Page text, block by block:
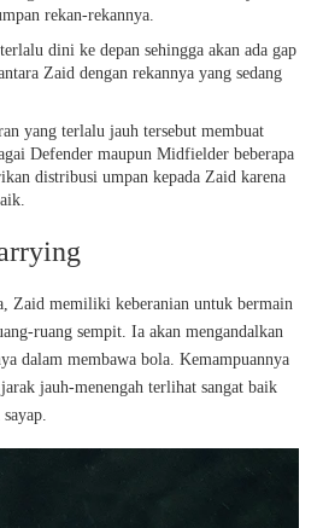
rekan-rekannya.
dini ke depan sehingga akan ada gap
Zaid dengan rekannya yang sedang
yang terlalu jauh tersebut membuat
Defender maupun Midfielder beberapa
distribusi umpan kepada Zaid karena
Zaid memiliki keberanian untuk bermain
ruang sempit. Ia akan mengandalkan
dalam membawa bola. Kemampuannya
jauh-menengah terlihat sangat baik